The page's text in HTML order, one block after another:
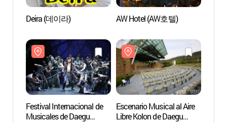
Deira (데이라) AW Hotel (AW호텔)
Festival Internacional de
Musicales de Daegu
Escenario Musical al Aire
Libre Kolon de Daegu